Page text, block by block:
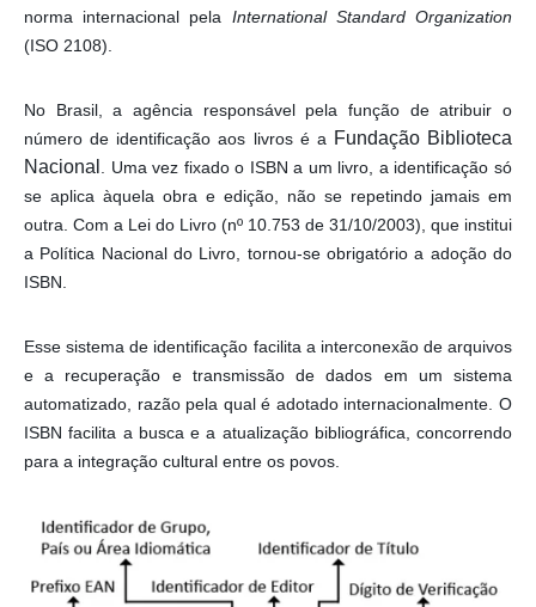
norma internacional pela International Standard Organization
(ISO 2108).
No Brasil, a agência responsável pela função de atribuir o
número de identificação aos livros é a Fundação Biblioteca
Nacional
. Uma vez fixado o ISBN a um livro, a identificação só
se aplica àquela obra e edição, não se repetindo jamais em
outra. Com a Lei do Livro (nº 10.753 de 31/10/2003), que institui
a Política Nacional do Livro, tornou-se obrigatório a adoção do
ISBN.
Esse sistema de identificação facilita a interconexão de arquivos
e a recuperação e transmissão de dados em um sistema
automatizado, razão pela qual é adotado internacionalmente. O
ISBN facilita a busca e a atualização bibliográfica, concorrendo
para a integração cultural entre os povos.